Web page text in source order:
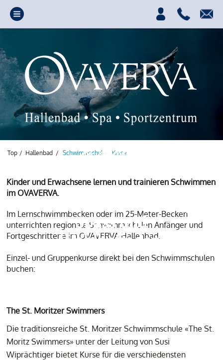
Spass und
Wohlbefinden.
Top / Hallenbad / Schwimmschule / Kurse
Kinder und Erwachsene lernen und trainieren Schwimmen
im OVAVERVA.
Im Lernschwimmbecken oder im 25-Meter-Becken
unterrichten regionale Schwimmschulen Anfänger und
Fortgeschrittene im OVAVERVA Hallenbad.
Einzel- und Gruppenkurse direkt bei den Schwimmschulen
buchen:
The St. Moritzer Swimmers
Die traditionsreiche St. Moritzer Schwimmschule «The St.
Moritz Swimmers» unter der Leitung von Susi
Wiprächtiger bietet Kurse für die verschiedensten